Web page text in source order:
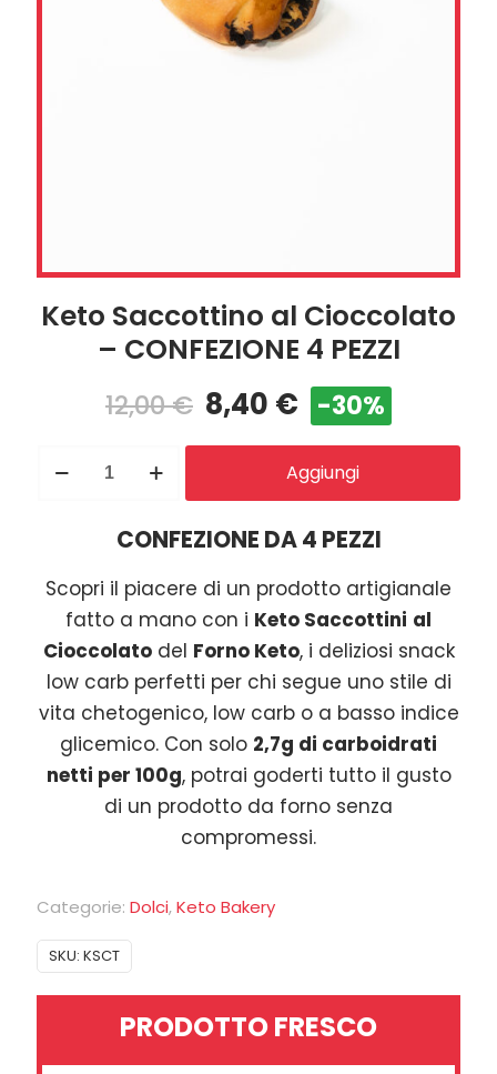
Keto Saccottino al Cioccolato
– CONFEZIONE 4 PEZZI
12,00€ 8,40 € -30%
Cioccolato
CONFEZIONE
4
PEZZI
quantità
Aggiungi
CONFEZIONE DA 4 PEZZI
Scopri il piacere di un prodotto artigianale
fatto a mano con i Keto Saccottini al
Cioccolatodel Forno Keto, i deliziosi snack
low carb perfetti per chi segue uno stile di
vita chetogenico, low carb o a basso indice
glicemico. Con solo 2,7g di carboidrati
netti per 100g, potrai goderti tutto il gusto
di un prodotto da forno senza
compromessi.
Categorie: Dolci,Keto Bakery
SKU: KSCT
PRODOTTO FRESCO